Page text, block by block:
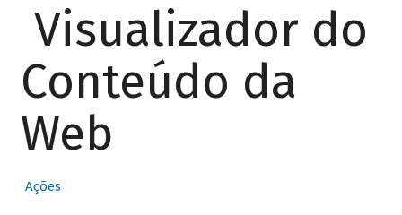
Visualizador do
Conteúdo da
Web
Ações